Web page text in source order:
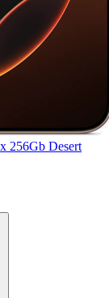
256Gb Desert